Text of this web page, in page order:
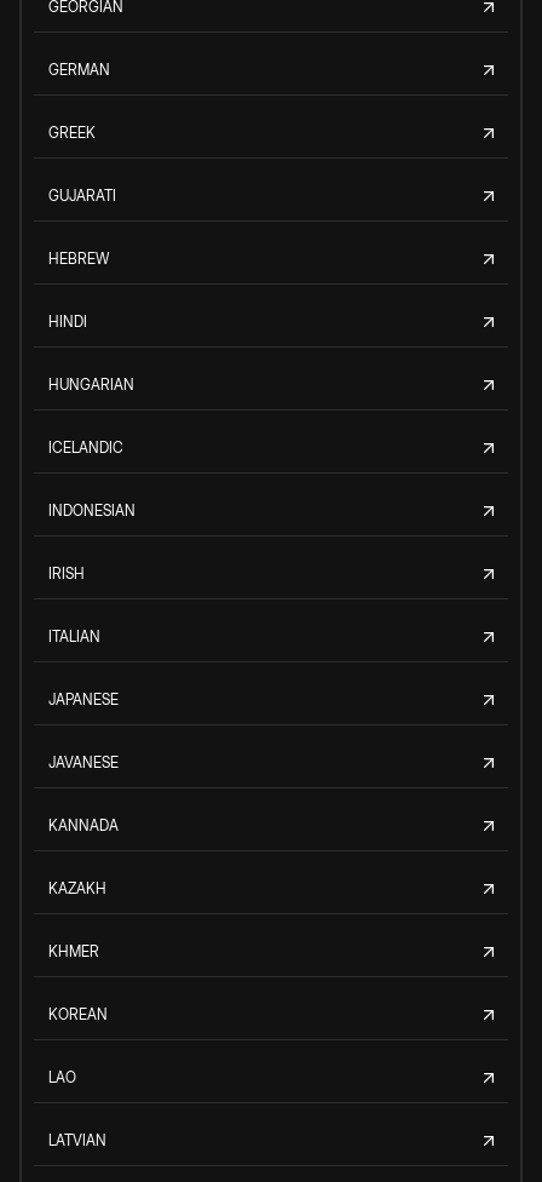
GEORGIAN
GERMAN
GREEK
GUJARATI
HEBREW
HINDI
HUNGARIAN
ICELANDIC
INDONESIAN
IRISH
ITALIAN
JAPANESE
JAVANESE
KANNADA
KAZAKH
KHMER
KOREAN
LAO
LATVIAN